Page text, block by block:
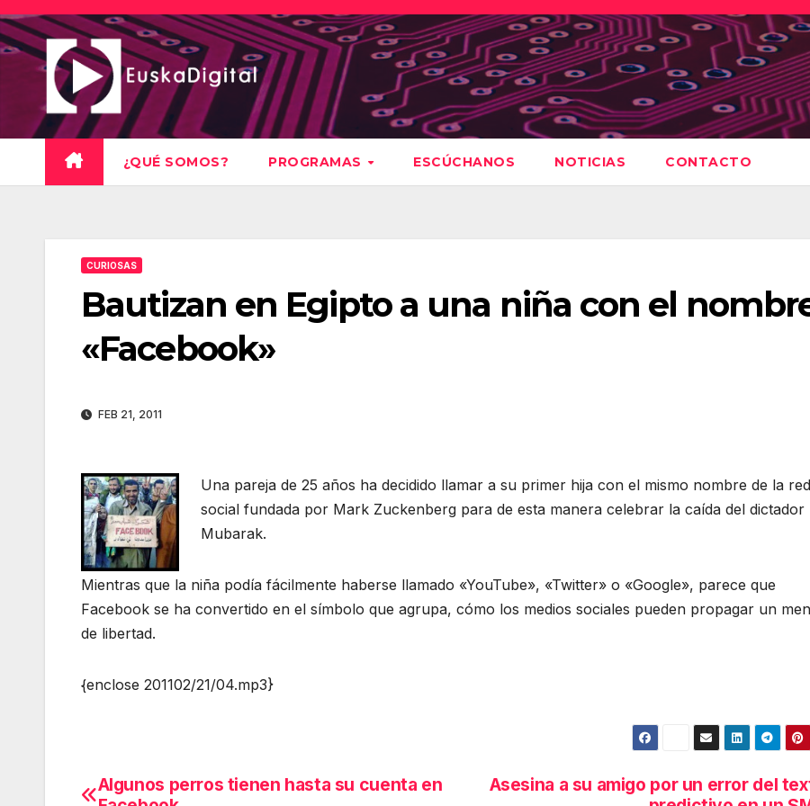
Saltar
al
contenido
¿QUÉ SOMOS? PROGRAMAS ESCÚCHANOS NOTICIAS CONTACTO
CURIOSAS
Bautizan en Egipto a una niña con el
«Facebook»
FEB 21, 2011
Una pareja de 25 años ha decidido llamar a su primer hija con el mismo nombre de la red
social fundada por Mark Zuckenberg para de esta manera celebrar la caída del dictador
Mubarak.
Mientras que la niña podía fácilmente haberse llamado «YouTube», «Twitter» o «Google», parece que
Facebook se ha convertido en el símbolo que agrupa, cómo los medios sociales pueden propagar un
de libertad.
{enclose 201102/21/04.mp3}
Navegación
Asesina a su amigo por un error del
Algunos perros tienen hasta su cuenta en